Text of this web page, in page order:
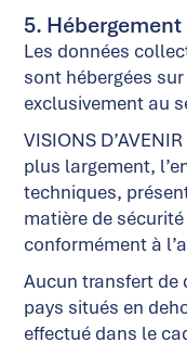
5.
Les données
sont hébergées
exclusivement au
VISIONS
plus largement,
techniques,
matière de
conformément à
Aucun transfert de
pays situés en
effectué dans le